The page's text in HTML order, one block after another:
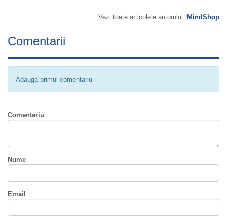
Vezi toate articolele autorului: MindShop
Comentarii
Adauga primul comentariu
Comentariu
Nume
Email